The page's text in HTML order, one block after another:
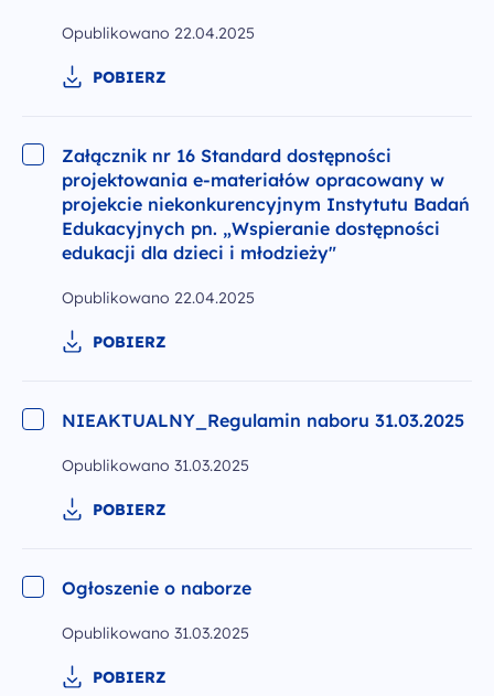
Opublikowano 22.04.2025
POBIERZ
Załącznik nr 16 Standard dostępności
projektowania e-materiałów opracowany w
projekcie niekonkurencyjnym Instytutu Badań
Edukacyjnych pn. „Wspieranie dostępności
edukacji dla dzieci i młodzieży"
Opublikowano 22.04.2025
POBIERZ
NIEAKTUALNY_Regulamin naboru 31.03.2025
Opublikowano 31.03.2025
POBIERZ
Ogłoszenie o naborze
Opublikowano 31.03.2025
POBIERZ